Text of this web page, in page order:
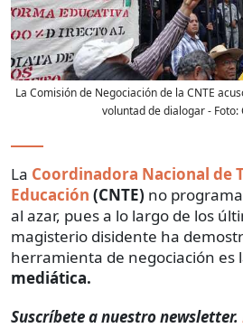
La Comisión de Negociación de la CNTE
voluntad de dialogar- Foto:
La Coordinadora Nacional de
Educación (CNTE) no
al azar, pues a lo largo de los
magisterio disidente ha
herramienta de negociación es
mediática.
Suscríbete a nuestro newsletter.